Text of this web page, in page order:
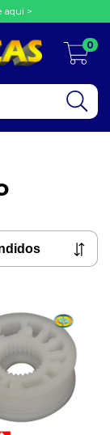
aqui >
0